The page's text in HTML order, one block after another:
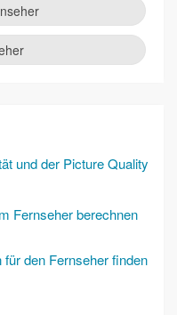
und der Picture Quality
Fernseher berechnen
den Fernseher finden